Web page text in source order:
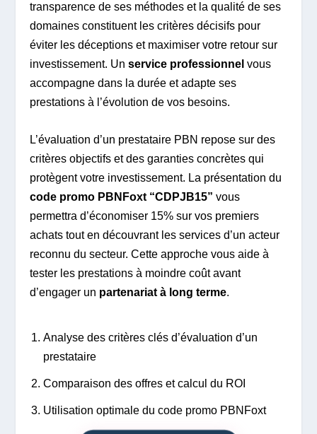
transparence de ses méthodes et la qualité de ses
domaines constituent les critères décisifs pour
éviter les déceptions et maximiser votre retour sur
investissement. Unservice professionnel vous
accompagne dans la durée et adapte ses
prestations à l’évolution de vos besoins.
L’évaluation d’un prestataire PBN repose sur des
critères objectifs et des garanties concrètes qui
protègent votre investissement. La présentation du
code promo PBNFoxt “CDPJB15” vous
permettra d’économiser 15% sur vos premiers
achats tout en découvrant les services d’un acteur
reconnu du secteur. Cette approche vous aide à
tester les prestations à moindre coût avant
d’engager un partenariat à long terme.
Analyse des critères clés d’évaluation d’un
prestataire
Comparaison des offres et calcul du ROI
Utilisation optimale du code promo PBNFoxt